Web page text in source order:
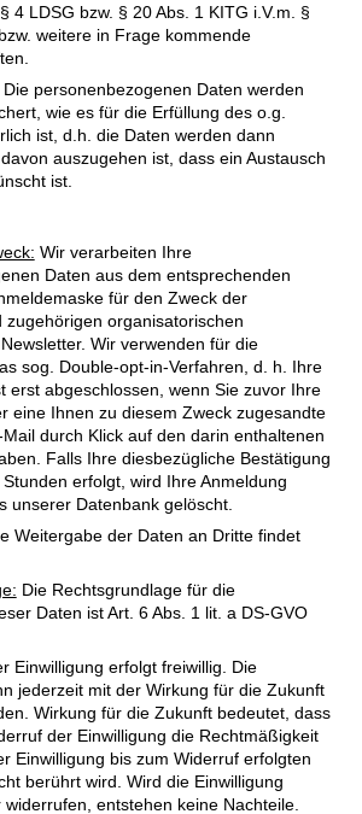
4 LDSG bzw. § 20 Abs. 1 KITG i.V.m. §
weitere in Frage kommende
Die personenbezogenen Daten werden
wie es für die Erfüllung des o.g.
ist, d.h. die Daten werden dann
auszugehen ist, dass ein Austausch
ist.
Wir verarbeiten Ihre
Daten aus dem entsprechenden
für den Zweck der
zugehörigen organisatorischen
Wir verwenden für die
sog. Double-opt-in-Verfahren, d. h. Ihre
erst abgeschlossen, wenn Sie zuvor Ihre
eine Ihnen zu diesem Zweck zugesandte
durch Klick auf den darin enthaltenen
Falls Ihre diesbezügliche Bestätigung
erfolgt, wird Ihre Anmeldung
unserer Datenbank gelöscht.
Weitergabe der Daten an Dritte findet
Die Rechtsgrundlage für die
Daten ist Art. 6 Abs. 1 lit. a DS-GVO
Einwilligung erfolgt freiwillig. Die
jederzeit mit der Wirkung für die Zukunft
Wirkung für die Zukunft bedeutet, dass
der Einwilligung die Rechtmäßigkeit
Einwilligung bis zum Widerruf erfolgten
berührt wird. Wird die Einwilligung
entstehen keine Nachteile.